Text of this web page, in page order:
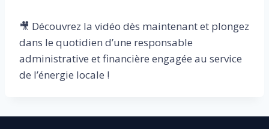
🎥 Découvrez la vidéo dès maintenant et plongez
dans le quotidien d’une responsable
administrative et financière engagée au service
de l’énergie locale !